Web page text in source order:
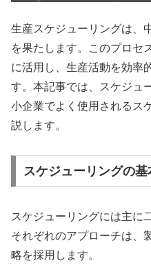
生産スケジューリングは、
を果たします。このプロセ
に活用し、生産活動を効率
す。本記事では、スケジュ
小企業でよく使用されるス
説します。
スケジューリングの基
スケジューリングには主に
それぞれのアプローチは、
略を採用します。